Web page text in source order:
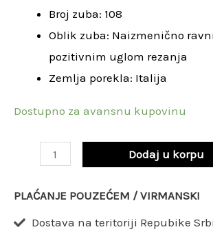
Broj zuba: 108
Oblik zuba: Naizmenično
pozitivnim uglom rezanja
Zemlja porekla: Italija
Dostupno za avansnu kupovinu
Z108
količina
Dodaj u korpu
PLAĆANJE POUZEĆEM / VIRMANSKI
Dostava na teritoriji Repubike